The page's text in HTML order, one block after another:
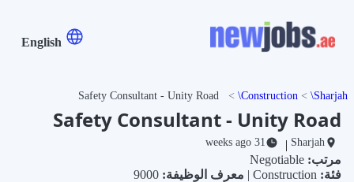
English
Sharjah
Construction
Safety Consultant - Unity Road
Safety Consultant - Unity Road
Sharjah
|
31 weeks ago
مرتب:
فئة:
معرف الوظيفة: